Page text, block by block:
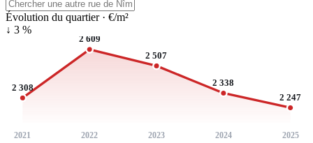
Évolution du quartier · €/m²
↓ 3 %
2 308
2021
2 609
2022
2 507
2023
2 338
2024
2 247
2025